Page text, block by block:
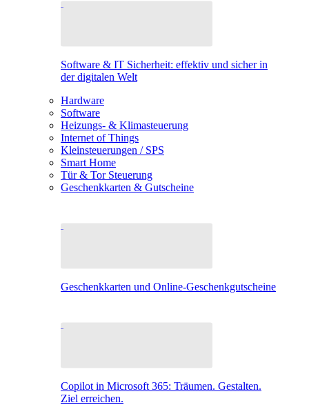
Software & IT Sicherheit: effektiv und sicher in
der digitalen Welt
Hardware
Software
Heizungs- & Klimasteuerung
Internet of Things
Kleinsteuerungen / SPS
Smart Home
Tür & Tor Steuerung
Geschenkkarten & Gutscheine
Geschenkkarten und Online-Geschenkgutscheine
Copilot in Microsoft 365: Träumen. Gestalten.
Ziel erreichen.